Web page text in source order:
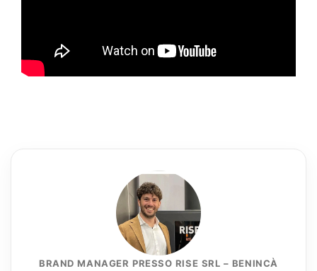
BRAND MANAGER PRESSO RISE SRL – BENINCÀ